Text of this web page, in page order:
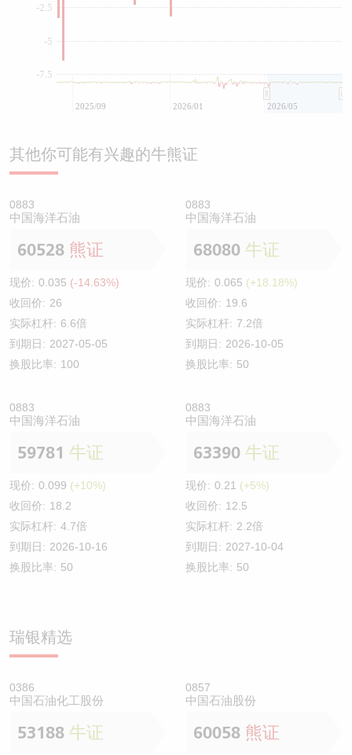
-7.5
-5
-2.5
2025/09 2026/01 2026/05
其他你可能有兴趣的牛熊证
0883
中国海洋石油
60528 熊证
现价: 0.035 (-14.63%)
收回价: 26
实际杠杆: 6.6倍
到期日: 2027-05-05
换股比率: 100
0883
中国海洋石油
68080 牛证
现价: 0.065 (+18.18%)
收回价: 19.6
实际杠杆: 7.2倍
到期日: 2026-10-05
换股比率: 50
0883
中国海洋石油
59781 牛证
现价: 0.099 (+10%)
收回价: 18.2
实际杠杆: 4.7倍
到期日: 2026-10-16
换股比率: 50
0883
中国海洋石油
63390 牛证
现价: 0.21 (+5%)
收回价: 12.5
实际杠杆: 2.2倍
到期日: 2027-10-04
换股比率: 50
瑞银精选
0386
中国石油化工股份
53188 牛证
0857
中国石油股份
60058 熊证